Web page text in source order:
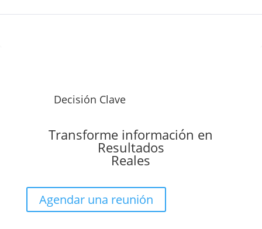
Decisión Clave
Transforme información en
Resultados
Reales
Agendar una reunión